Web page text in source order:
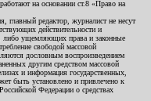
на основании ст.8 «Право на
редактор, журналист не несут
действительности и
либо ущемляющих права и законные
свободой массовой
дословным воспроизведением
другим средством массовой
и информация государственных,
быть установлено и привлечено к
Федерации о средствах